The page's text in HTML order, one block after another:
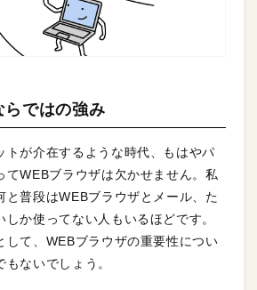
らではの強み
トが介在するような時代、もはやパ
てWEBブラウザは欠かせません。私
と普段はWEBブラウザとメール、た
しか使ってない人もいるほどです。
して、WEBブラウザの重要性につい
ないでしょう。